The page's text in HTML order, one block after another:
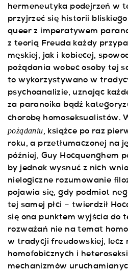
hermeneutyka podejrzeń w
przyjrzeć się historii
queer z imperatywem
z teorią Freuda każdy
męskiej, jak i kobiecej,
pożądania wobec osoby tej
to wykorzystywano w
psychoanalizie, uznając
za paranoika bądź
chorobę homoseksualistów.
pożądaniu, książce po raz
roku, a przetłumaczonej na
później, Guy Hocquenghem
by jednak wysnuć z nich
nielogiczne rozumowanie
pojawia się, gdy podmiot
tej samej płci – twierdził
się ona punktem wyjścia do
rozważań nie na temat
w tradycji freudowskiej, lecz
homofobicznych i
mechanizmów